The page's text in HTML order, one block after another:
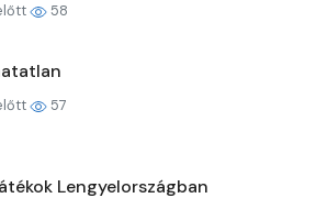
58
57
Lengyelországban